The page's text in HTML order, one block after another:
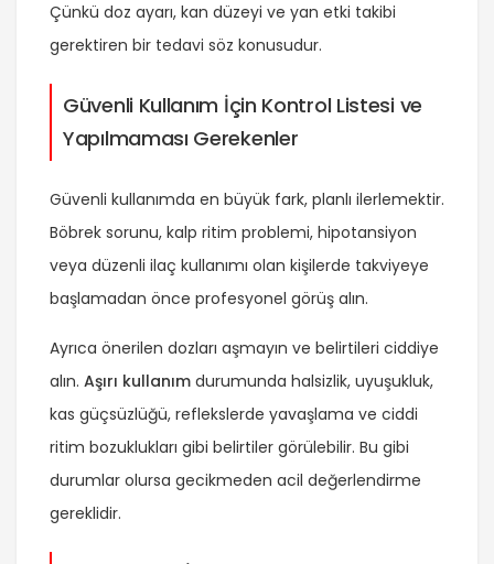
Çünkü doz ayarı, kan düzeyi ve yan etki takibi
gerektiren bir tedavi söz konusudur.
Güvenli Kullanım İçin Kontrol Listesi ve
Yapılmaması Gerekenler
Güvenli kullanımda en büyük fark, planlı ilerlemektir.
Böbrek sorunu, kalp ritim problemi, hipotansiyon
veya düzenli ilaç kullanımı olan kişilerde takviyeye
başlamadan önce profesyonel görüş alın.
Ayrıca önerilen dozları aşmayın ve belirtileri ciddiye
alın. Aşırı kullanım durumunda halsizlik, uyuşukluk,
kas güçsüzlüğü, reflekslerde yavaşlama ve ciddi
ritim bozuklukları gibi belirtiler görülebilir. Bu gibi
durumlar olursa gecikmeden acil değerlendirme
gereklidir.